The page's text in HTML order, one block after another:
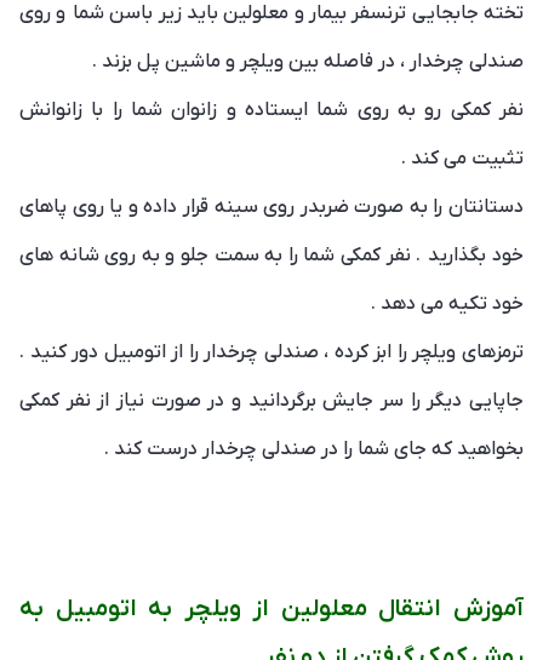
تخته جابجایی ترنسفر بیمار و معلولین باید زیر باسن شما و روی
صندلی چرخدار ، در فاصله بین ویلچر و ماشین پل بزند .
نفر کمکی رو به روی شما ایستاده و زانوان شما را با زانوانش
تثبیت می کند .
دستانتان را به صورت ضربدر روی سینه قرار داده و یا روی پاهای
خود بگذارید . نفر کمکی شما را به سمت جلو و به روی شانه های
خود تکیه می دهد .
ترمزهای ویلچر را ابز کرده ، صندلی چرخدار را از اتومبیل دور کنید .
جاپایی دیگر را سر جایش برگردانید و در صورت نیاز از نفر کمکی
بخواهید که جای شما را در صندلی چرخدار درست کند .
آموزش انتقال معلولین از ویلچر به اتومبیل به